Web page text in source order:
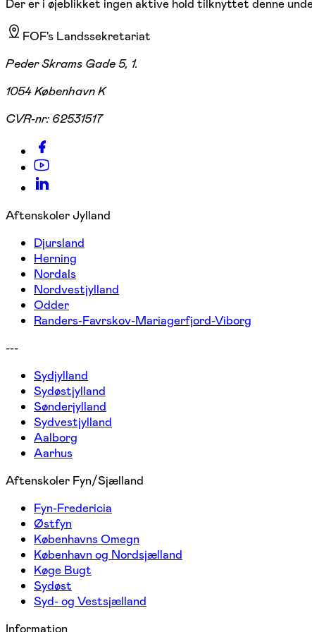
Der er i øjeblikket ingen aktive hold tilknyttet denne
FOF's Landssekretariat
Peder Skrams Gade 5, 1.
1054 København K
CVR-nr: 62531517
Aftenskoler Jylland
Djursland
Herning
Nordals
Nordvestjylland
Odder
Randers-Favrskov-Mariagerfjord-Viborg
---
Sydjylland
Sydøstjylland
Sønderjylland
Sydvestjylland
Aalborg
Aarhus
Aftenskoler Fyn/Sjælland
Fyn-Fredericia
Østfyn
Københavns Omegn
København og Nordsjælland
Køge Bugt
Sydøst
Syd- og Vestsjælland
Information